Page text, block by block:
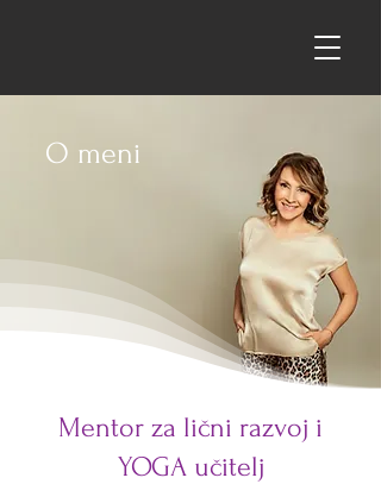
O meni
Mentor za lični razvoj i
YOGA učitelj